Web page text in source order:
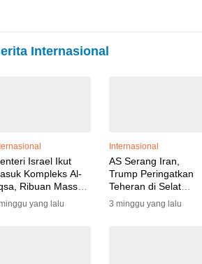
Internasional
Israel Ikut
Kompleks Al-
Ribuan Massa
Gelar Ritual di
Pengamanan
yang lalu
Internasional
AS Serang Iran,
Trump Peringatkan
Teheran di Selat
Hormuz
3 minggu yang lalu